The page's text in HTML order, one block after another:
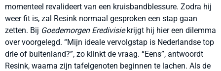
momenteel revalideert van een kruisbandblessure. Zodra hij
weer fit is, zal Resink normaal gesproken een stap gaan
zetten. Bij Goedemorgen Eredivisiekrijgt hij hier een dilemma
over voorgelegd. “Mijn ideale vervolgstap is Nederlandse top
drie of buitenland?”, zo klinkt de vraag. “Eens”, antwoordt
Resink, waarna zijn tafelgenoten beginnen te lachen. Als de